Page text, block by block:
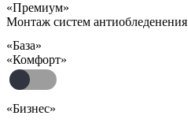
«Премиум»
Монтаж систем антиобледенения
«База»
«Комфорт»
«Бизнес»